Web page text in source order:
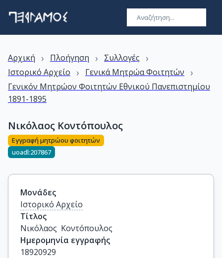
Αρχική › Πλοήγηση › Συλλογές ›
Ιστορικό Αρχείο › Γενικά Μητρώα Φοιτητών ›
Γενικόν Μητρώον Φοιτητών Εθνικού Πανεπιστημίου
1891-1895
Νικόλαος Κοντόπουλος
Εγγραφή μητρώου φοιτητών
uoadl:207867
Μονάδες
Ιστορικό Αρχείο
Τίτλος
Νικόλαος  Κοντόπουλος
Ημερομηνία εγγραφής
18920929